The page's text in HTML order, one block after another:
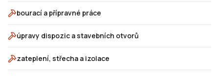
bourací a přípravné práce
úpravy dispozic a stavebních otvorů
zateplení, střecha a izolace